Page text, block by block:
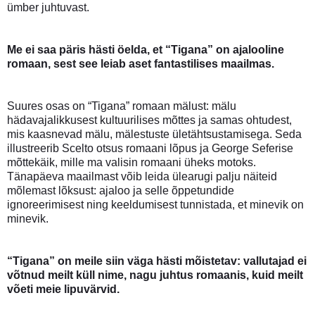
ümber juhtuvast.
Me ei saa päris hästi öelda, et “Tigana” on ajalooline
romaan, sest see leiab aset fantastilises maailmas.
Suures osas on “Tigana” romaan mälust: mälu
hädavajalikkusest kultuurilises mõttes ja samas ohtudest,
mis kaasnevad mälu, mälestuste ületähtsustamisega. Seda
illustreerib Scelto otsus romaani lõpus ja George Seferise
mõttekäik, mille ma valisin romaani üheks motoks.
Tänapäeva maailmast võib leida ülearugi palju näiteid
mõlemast lõksust: ajaloo ja selle õppetundide
ignoreerimisest ning keeldumisest tunnistada, et minevik on
minevik.
“Tigana” on meile siin väga hästi mõistetav: vallutajad ei
võtnud meilt küll nime, nagu juhtus romaanis, kuid meilt
võeti meie lipuvärvid.